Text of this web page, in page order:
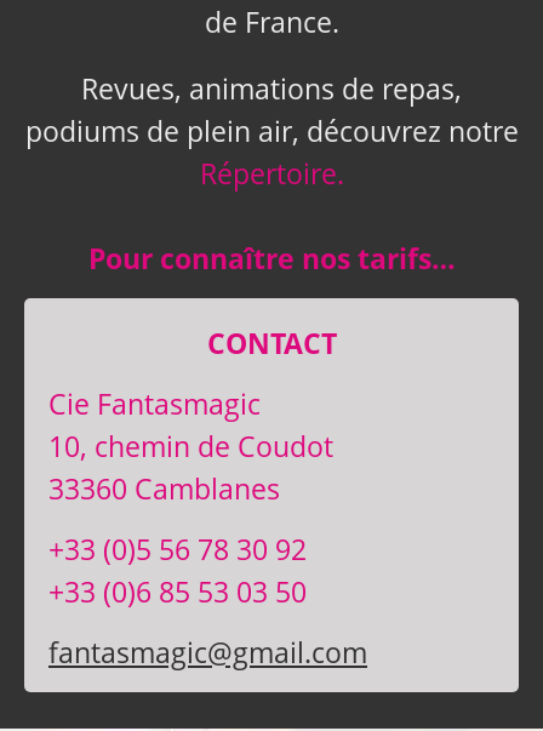
de France.
Revues, animations de repas,
podiums de plein air, découvrez notre
Répertoire.
Pour connaître nos tarifs…
CONTACT
Cie Fantasmagic
10, chemin de Coudot
33360 Camblanes
+33 (0)5 56 78 30 92
+33 (0)6 85 53 03 50
fantasmagic@gmail.com